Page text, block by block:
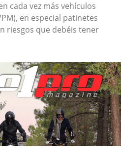
cada vez más vehículos
en especial patinetes
riesgos que debéis tener